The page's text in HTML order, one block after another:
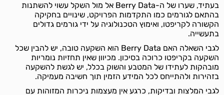
בעתיד, שערו של ה-Berry Data אל מול השקל עשוי להשתנות
בהתאם לגורמים כמו התקדמות הפרויקט, שינויים בחקיקה
הקשורה לקריפטו, ואימוץ הטכנולוגיה על ידי גורמים גדולים
בתעשייה.
לגבי השאלה האם Berry Data הוא השקעה טובה, יש להבין שכל
השקעה בקריפטו כרוכה בסיכון. מכיוון שאין תחזיות נומריות
מובהקות לעתידו של המטבע והשוק בכלל, יש לגשת להשקעה
בזהירות ולהתייחס לכל המידע הזמין תוך חשיבה מעמיקה.
לגבי המלצות ובדיקות, כרגע אין מעצמות ניכרות המזוהות עם